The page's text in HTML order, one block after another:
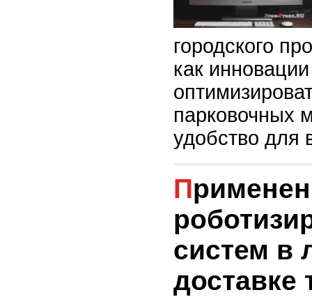
городского
как
парковочных
удобство для
Применение
систем в
доставке